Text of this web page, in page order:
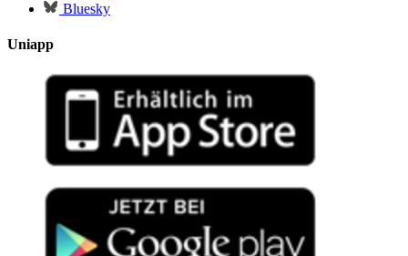
Bluesky
Uniapp